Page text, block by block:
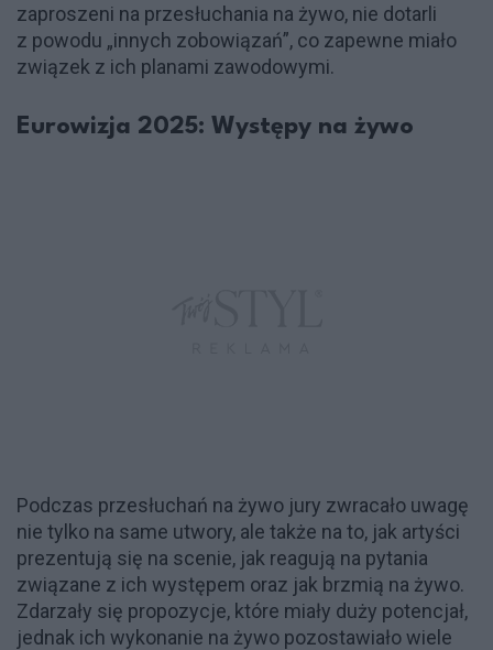
zaproszeni na przesłuchania na żywo, nie dotarli
z powodu „innych zobowiązań”, co zapewne miało
związek z ich planami zawodowymi.
Eurowizja 2025: Występy na żywo
Podczas przesłuchań na żywo jury zwracało uwagę
nie tylko na same utwory, ale także na to, jak artyści
prezentują się na scenie, jak reagują na pytania
związane z ich występem oraz jak brzmią na żywo.
Zdarzały się propozycje, które miały duży potencjał,
jednak ich wykonanie na żywo pozostawiało wiele